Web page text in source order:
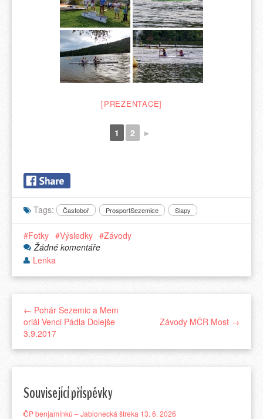
[PREZENTACE]
1 2 ►
Tags: Častoboř ProsportSezemice Slapy
Fotky Výsledky
Závody
Žádné komentáře
Lenka
← Pohár Sezemic a Mem
oriál Venci Pádla Dolejše
3.9.2017
Závody MČR Most →
Související příspěvky
ČP benjamínků – Jablonecká štreka 13. 6. 2026